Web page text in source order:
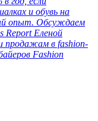
и обувь на
опыт. Обсуждаем
Report Еленой
продажам в fashion-
Fashion